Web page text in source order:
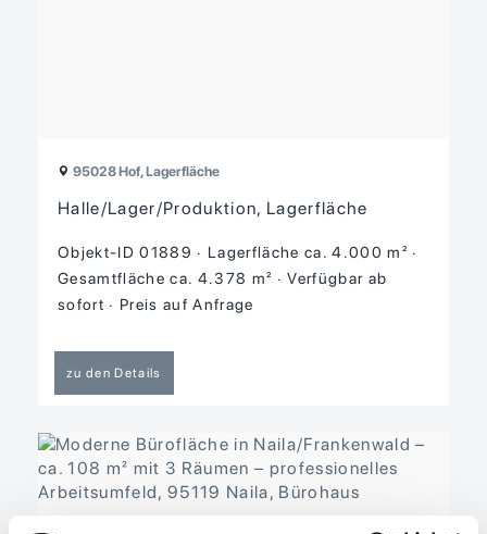
95028 Hof, Lagerfläche
Halle/Lager/Produktion, Lagerfläche
Objekt-ID 01889
Lagerfläche ca. 4.000 m²
Gesamtfläche ca. 4.378 m²
Verfügbar ab
sofort
Preis auf Anfrage
zu den Details